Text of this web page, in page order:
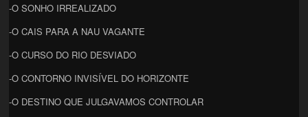
-O SONHO IRREALIZADO
-O CAIS PARA A NAU VAGANTE
-O CURSO DO RIO DESVIADO
-O CONTORNO INVISÍVEL DO HORIZONTE
-O DESTINO QUE JULGAVAMOS CONTROLAR